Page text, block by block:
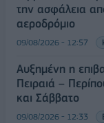
την ασφάλεια
αεροδρόμιο
09/08/2026 - 12:57
Αυξημένη η
Πειραιά –
και Σάββατο
09/08/2026 - 12:33